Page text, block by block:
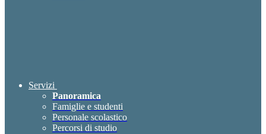
Servizi
Panoramica
Famiglie e studenti
Personale scolastico
Percorsi di studio